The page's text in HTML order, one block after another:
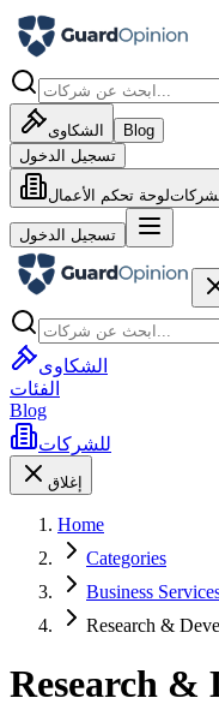
الشكاوى
Blog
تسجيل الدخول
لوحة تحكم الأعمال
تسجيل الدخول
الشكاوى
الفئات
Blog
للشركات
إغلاق
Home
Categories
Business
Research &
Research &